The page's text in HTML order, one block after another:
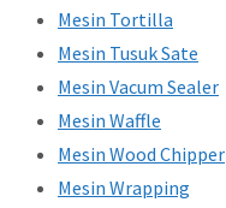
Mesin Tortilla
Mesin Tusuk Sate
Mesin Vacum Sealer
Mesin Waffle
Mesin Wood Chipper
Mesin Wrapping